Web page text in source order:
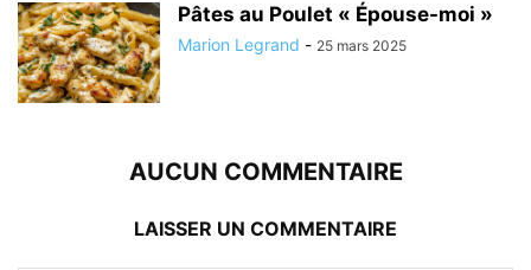
Pâtes au Poulet « Épouse-moi »
Marion Legrand - 25 mars 2025
AUCUN COMMENTAIRE
LAISSER UN COMMENTAIRE